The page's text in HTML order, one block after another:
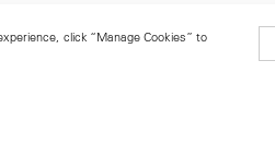
click “Manage Cookies” to